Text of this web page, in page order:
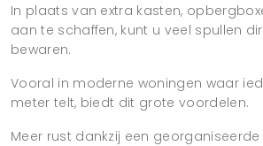
In plaats van extra kasten,
aan te schaffen, kunt u veel spullen
bewaren.
Vooral in moderne woningen waar
meter telt, biedt dit grote voordelen.
Meer rust dankzij een